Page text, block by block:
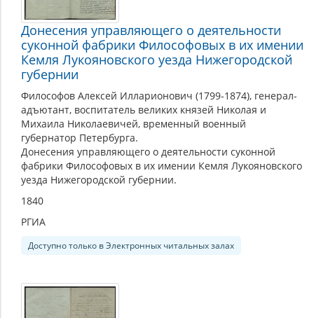
Донесения управляющего о деятельности
суконной фабрики Философовых в их имении
Кемля Лукояновского уезда Нижегородской
губернии
Философов Алексей Илларионович (1799-1874), генерал-
адъютант, воспитатель великих князей Николая и
Михаила Николаевичей, временный военный
губернатор Петербурга.
Донесения управляющего о деятельности суконной
фабрики Философовых в их имении Кемля Лукояновского
уезда Нижегородской губернии.
1840
РГИА
Доступно только в Электронных читальных залах